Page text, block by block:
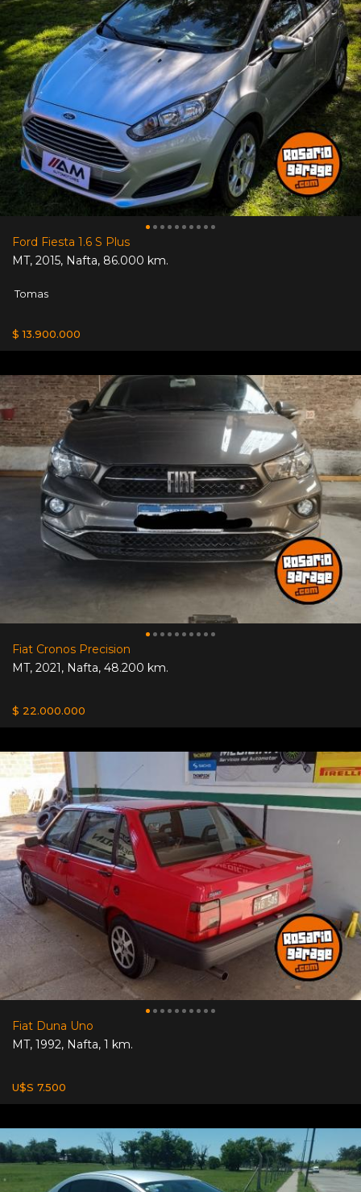
Ford Fiesta 1.6 S Plus
MT, 2015, Nafta, 86.000 km.
Tomas
$ 13.900.000
Fiat Cronos Precision
MT, 2021, Nafta, 48.200 km.
$ 22.000.000
Fiat Duna Uno
MT, 1992, Nafta, 1 km.
U$S 7.500